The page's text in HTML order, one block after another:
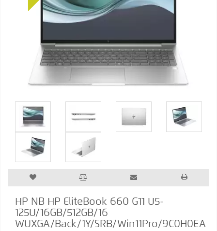
HP NB HP EliteBook 660 G11 U5-
125U/16GB/512GB/16
WUXGA/Back/1Y/SRB/Win11Pro/9C0H0EA